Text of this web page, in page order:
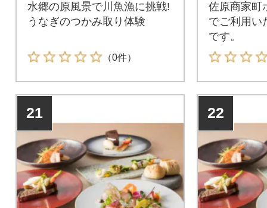
水郷の原風景で川魚漁に挑戦!
うなぎのつかみ取り体験
（0件）
佐原商家町
でご利用い
です。
21 22